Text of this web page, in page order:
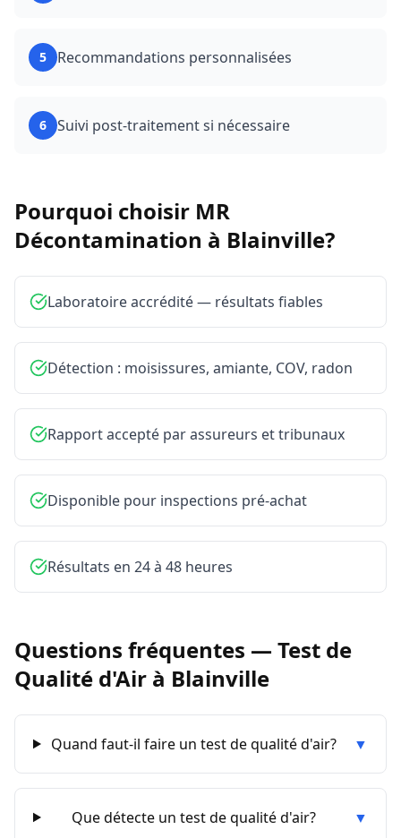
5 Recommandations personnalisées
6 Suivi post-traitement si nécessaire
Pourquoi choisir MR
Décontamination à Blainville?
Laboratoire accrédité — résultats fiables
Détection : moisissures, amiante, COV, radon
Rapport accepté par assureurs et tribunaux
Disponible pour inspections pré-achat
Résultats en 24 à 48 heures
Questions fréquentes — Test de
Qualité d'Air à Blainville
Quand faut-il faire un test de qualité d'air? ▼
Que détecte un test de qualité d'air? ▼